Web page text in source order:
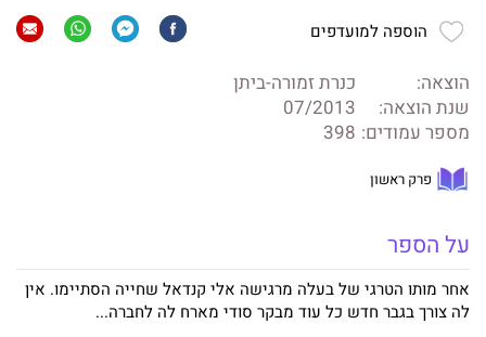
הוספה למועדפים
הוצאה:
כנרת זמורה-ביתן
שנת הוצאה:
07/2013
מספר עמודים: 398
פרק ראשון
על הספר
אחר מותו הטרגי של בעלה מרגישה אלי קנדאל שחייה הסתיימו. אין
לה צורך בגבר חדש כל עוד מבקר סודי מארח לה לחברה...